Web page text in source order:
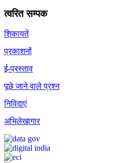
त्वरित सम्पक
शिकायतें
प्रकाशनों
ई-प्रस्ताव
पूछे जाने वाले प्रश्न
निविदाएं
अभिलेखागार